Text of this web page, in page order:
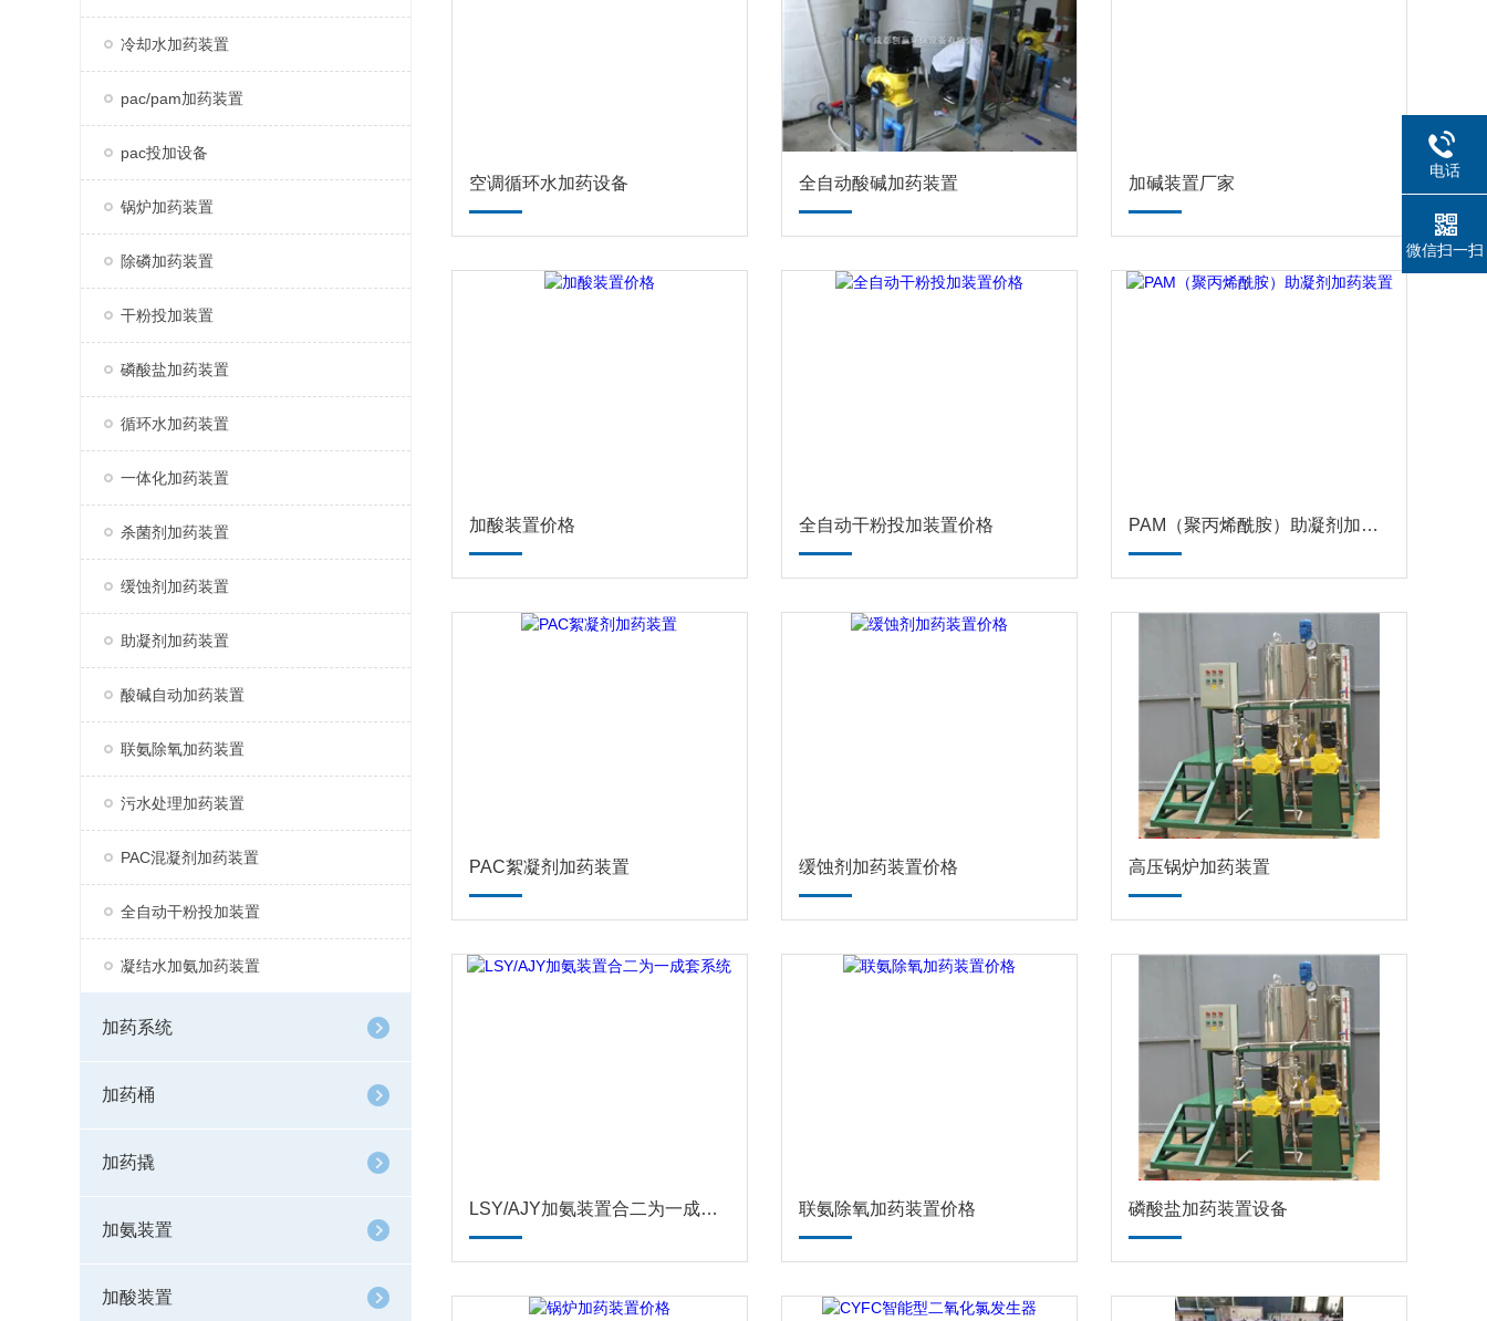
冷却水加药装置
pac/pam加药装置
pac投加设备
锅炉加药装置
除磷加药装置
干粉投加装置
磷酸盐加药装置
循环水加药装置
一体化加药装置
杀菌剂加药装置
缓蚀剂加药装置
助凝剂加药装置
酸碱自动加药装置
联氨除氧加药装置
污水处理加药装置
PAC混凝剂加药装置
全自动干粉投加装置
凝结水加氨加药装置
加药系统
加药桶
加药撬
加氨装置
加酸装置
空调循环水加药设备 全自动酸碱加药装置 加碱装置厂家
加酸装置价格 全自动干粉投加装置价格 PAM（聚丙烯酰胺）助凝剂加药装置
PAC絮凝剂加药装置 缓蚀剂加药装置价格 高压锅炉加药装置
LSY/AJY加氨装置合二为一成套系统 联氨除氧加药装置价格 磷酸盐加药装置设备
电话
微信扫一扫